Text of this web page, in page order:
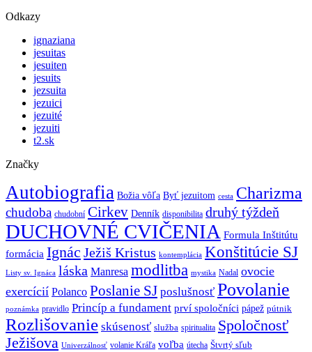
Odkazy
ignaziana
jesuitas
jesuiten
jesuits
jezsuita
jezuici
jezuité
jezuiti
t2.sk
Značky
Autobiografia Božia vôľa Byť jezuitom cesta Charizma
chudoba chudobní Cirkev Denník disponibilita druhý týždeň
DUCHOVNÉ CVIČENIA Formula Inštitútu
formácia Ignác Ježiš Kristus kontemplácia Konštitúcie SJ
Listy sv. Ignáca láska Manresa modlitba mystika Nadal ovocie
exercícií Polanco Poslanie SJ poslušnosť Povolanie
poznámka pravidlo Princíp a fundament prví spoločníci pápež pútnik
Rozlišovanie skúsenosť služba spiritualita Spoločnosť
Ježišova Univerzálnosť volanie Kráľa voľba útecha Štvrtý sľub